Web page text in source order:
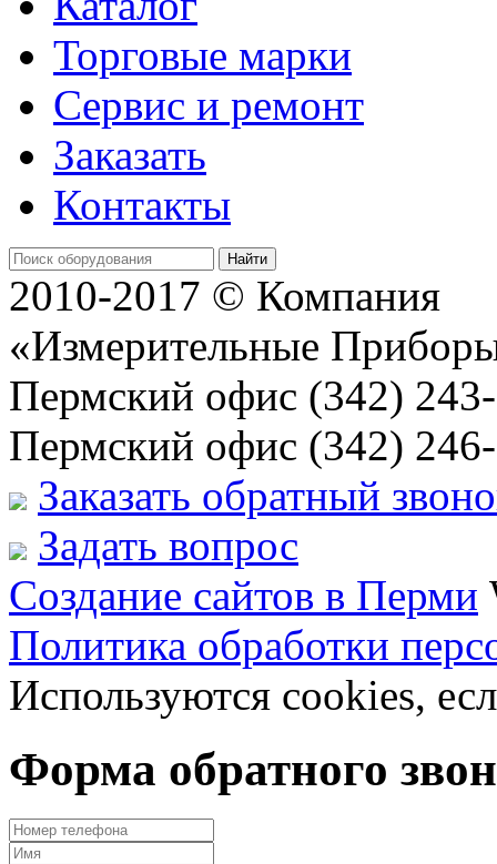
Торговые марки
Сервис и ремонт
Заказать
Контакты
Найти
2010-2017 © Компания
«Измерительные
Пермский офис (342)
Пермский офис (342)
Заказать обратный
Задать вопрос
Создание сайтов в Перми
Политика обработки
Используются cookies,
Форма обратного